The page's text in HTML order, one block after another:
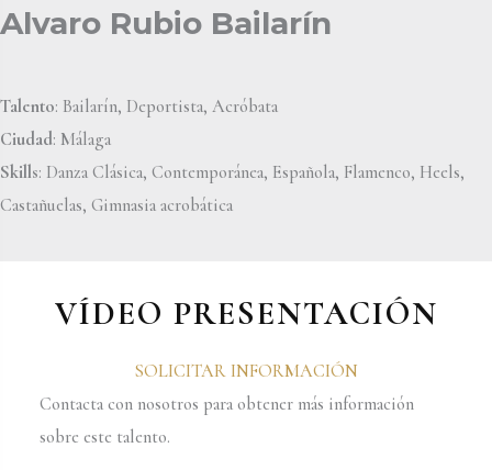
Alvaro Rubio Bailarín
Talento: Bailarín, Deportista, Acróbata
Ciudad: Málaga
Skills: Danza Clásica, Contemporánea, Española, Flamenco, Heels,
Castañuelas, Gimnasia acrobática
VÍDEO PRESENTACIÓN
SOLICITAR INFORMACIÓN
Contacta con nosotros para obtener más información
sobre este talento.